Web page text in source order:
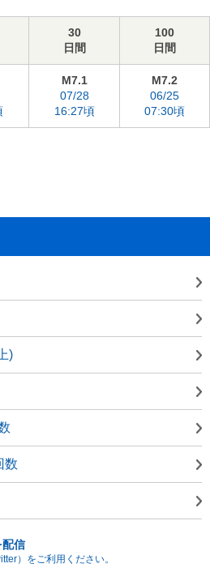
30
日間
100
日間
M7.1
07/28
16:27頃
M7.2
06/25
07:30頃
)
数
配信
）をご利用ください。